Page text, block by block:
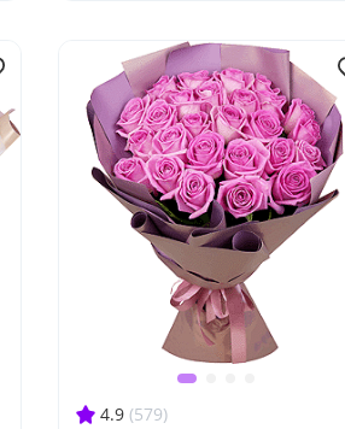
4.9 (579)